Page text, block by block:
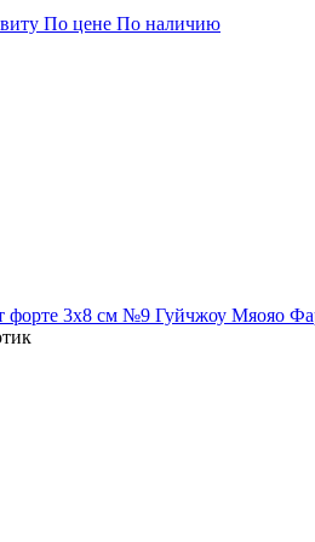
По цене По наличию
форте 3х8 см №9 Гуйчжоу Мяояо